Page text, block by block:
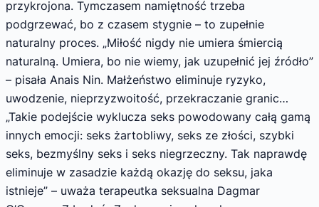
przykrojona. Tymczasem namiętność trzeba
podgrzewać, bo z czasem stygnie – to zupełnie
naturalny proces. „Miłość nigdy nie umiera śmiercią
naturalną. Umiera, bo nie wiemy, jak uzupełnić jej źródło”
– pisała Anais Nin. Małżeństwo eliminuje ryzyko,
uwodzenie, nieprzyzwoitość, przekraczanie granic…
„Takie podejście wyklucza seks powodowany całą gamą
innych emocji: seks żartobliwy, seks ze złości, szybki
seks, bezmyślny seks i seks niegrzeczny. Tak naprawdę
eliminuje w zasadzie każdą okazję do seksu, jaka
istnieje” – uważa terapeutka seksualna Dagmar